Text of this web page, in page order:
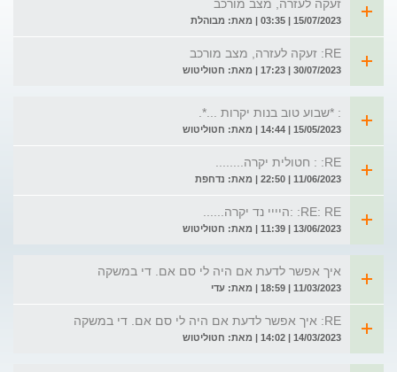
זעקה לעזרה, מצב מורכב
15/07/2023 | 03:35 | מאת: מבוהלת
RE: זעקה לעזרה, מצב מורכב
30/07/2023 | 17:23 | מאת: חטוליטוש
: *שבוע טוב בנות יקרות ...*.
15/05/2023 | 14:44 | מאת: חטוליטוש
RE: : חטולית יקרה........
11/06/2023 | 22:50 | מאת: נדחפת
RE: RE: :היייי נד יקרה......
13/06/2023 | 11:39 | מאת: חטוליטוש
איך אפשר לדעת אם היה לי סם אם. די במשקה
11/03/2023 | 18:59 | מאת: עדי
RE: איך אפשר לדעת אם היה לי סם אם. די במשקה
14/03/2023 | 14:02 | מאת: חטוליטוש